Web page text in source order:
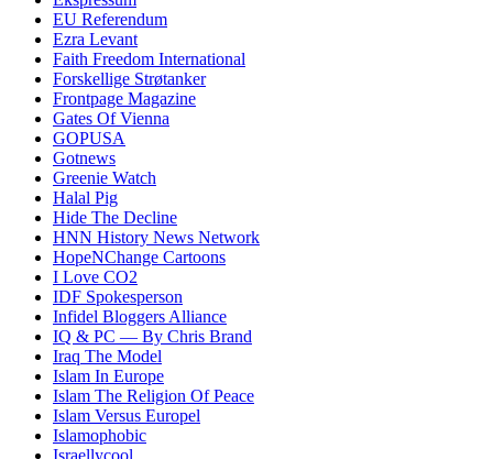
EU Referendum
Ezra Levant
Faith Freedom International
Forskellige Strøtanker
Frontpage Magazine
Gates Of Vienna
GOPUSA
Gotnews
Greenie Watch
Halal Pig
Hide The Decline
HNN History News Network
HopeNChange Cartoons
I Love CO2
IDF Spokesperson
Infidel Bloggers Alliance
IQ & PC — By Chris Brand
Iraq The Model
Islam In Europe
Islam The Religion Of Peace
Islam Versus Europel
Islamophobic